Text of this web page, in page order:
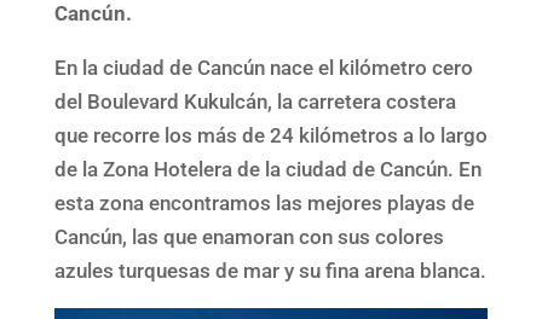
Cancún.
En la ciudad de Cancún nace el kilómetro cero
del Boulevard Kukulcán, la carretera costera
que recorre los más de 24 kilómetros a lo largo
de la Zona Hotelera de la ciudad de Cancún. En
esta zona encontramos las mejores playas de
Cancún, las que enamoran con sus colores
azules turquesas de mar y su fina arena blanca.